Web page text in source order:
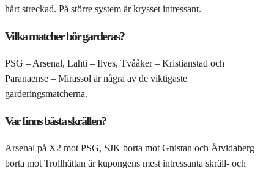
hårt streckad. På större system är krysset intressant.
Vilka matcher bör garderas?
PSG – Arsenal, Lahti – Ilves, Tvååker – Kristianstad och
Paranaense – Mirassol är några av de viktigaste
garderingsmatcherna.
Var finns bästa skrällen?
Arsenal på X2 mot PSG, SJK borta mot Gnistan och Åtvidaberg
borta mot Trollhättan är kupongens mest intressanta skräll- och